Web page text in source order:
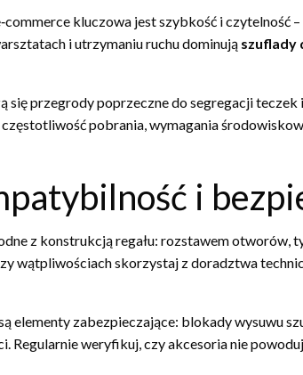
kluczowa jest szybkość i czytelność
i utrzymaniu ruchu dominują szuflady
się przegrody poprzeczne do segregacji
pobrania, wymagania
i
z konstrukcją regału: rozstawem otworów,
wątpliwościach skorzystaj z doradztwa
elementy zabezpieczające: blokady wysuwu
Regularnie weryfikuj, czy akcesoria nie